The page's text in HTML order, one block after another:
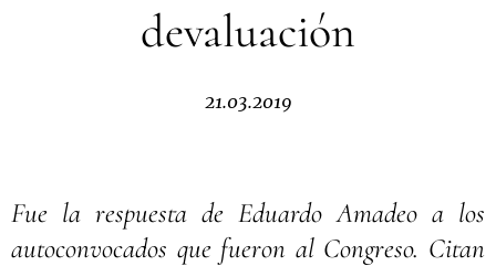
devaluación
21.03.2019
Fue la respuesta de Eduardo Amadeo a los
autoconvocados que fueron al Congreso. Citan